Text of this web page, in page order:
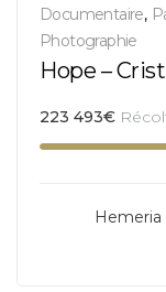
Documentaire,
Photographie
Hope –
223 493€